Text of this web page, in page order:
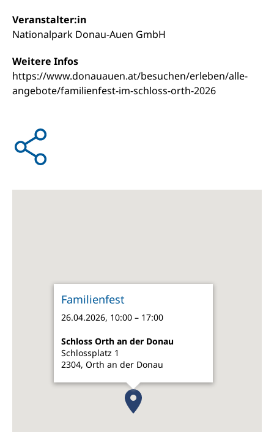
Veranstalter:in
Nationalpark Donau-Auen GmbH
Weitere Infos
https://www.donauauen.at/besuchen/erleben/alle-
angebote/familienfest-im-schloss-orth-2026
Familienfest
26.04.2026, 10:00 – 17:00
Schloss Orth an der Donau
Schlossplatz 1
2304, Orth an der Donau